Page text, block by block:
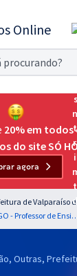
por 7 dias!
para o Exame da
para as principais
20% em todos
do site SÓ
agora
de Valparaíso
Prefeitura de Valparaíso de Goiás - GO - Professor de
Outras,